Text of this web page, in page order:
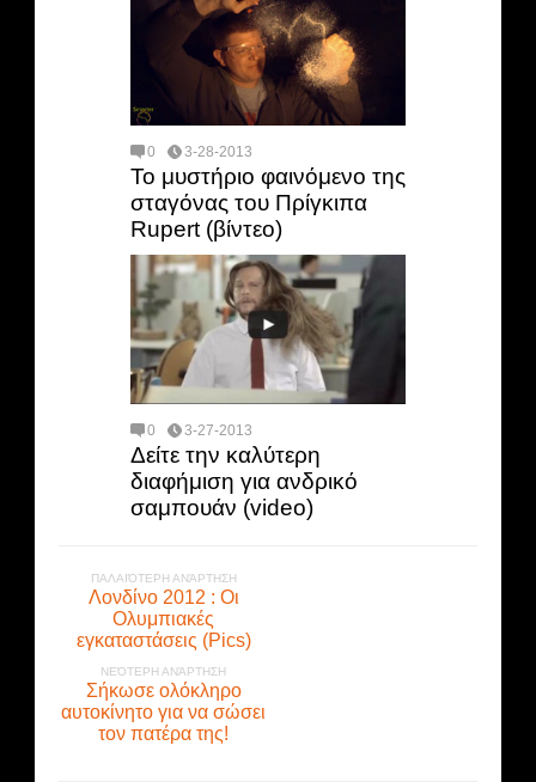
0 3-28-2013
Το μυστήριο φαινόμενο της
σταγόνας του Πρίγκιπα
Rupert (βίντεο)
0 3-27-2013
Δείτε την καλύτερη
διαφήμιση για ανδρικό
σαμπουάν (video)
ΠΑΛΑΙΌΤΕΡΗ ΑΝΆΡΤΗΣΗ
Λονδίνο 2012 : Οι
Ολυμπιακές
εγκαταστάσεις (Pics)
ΝΕΌΤΕΡΗ ΑΝΆΡΤΗΣΗ
Σήκωσε ολόκληρο
αυτοκίνητο για να σώσει
τον πατέρα της!